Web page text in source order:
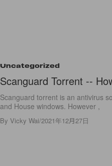
Uncategorized
Scanguard Torrent --
Scanguard torrent is an antivirus
and House windows. However ,
By Vicky Wai/2021年12月27日